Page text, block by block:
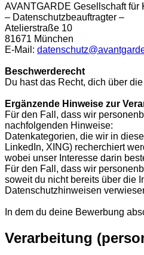
AVANTGARDE Gesellschaft für
– Datenschutzbeauftragter –
Atelierstraße 10
81671 München
E-Mail:
Beschwerderecht
Du hast das Recht, dich über
Ergänzende Hinweise zur
Für den Fall, dass wir
nachfolgenden Hinweise:
Datenkategorien, die wir in
LinkedIn, XING) recherchiert
wobei unser Interesse darin
Für den Fall, dass wir
soweit du nicht bereits über die
Datenschutzhinweisen
In dem du deine Bewerbung
Verarbeitung